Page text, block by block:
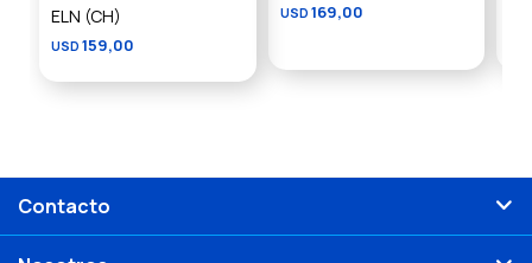
ELN (CH)
USD 159,00
USD 169,00
Contacto